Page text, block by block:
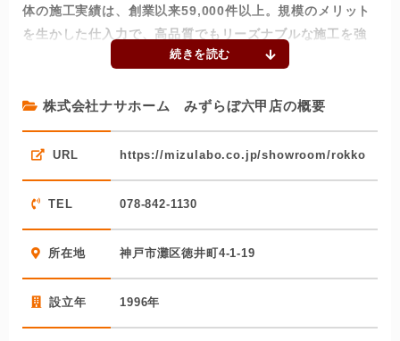
体の施工実績は、創業以来59,000件以上。規模のメリット
を生かした仕入力で、高品質でもリーズナブルな施工を強
「ホームプロ」での口コミも5点満点中4.5点（2018年12月
のホームプロでの施工実績が1000件を超えている点。施工
数が多くても評価点が下がらないのは、同社の施工品質が
安定しているからこそ、といえます。
水まわりに特化しているみずらぼには、水まわり工事の専
てもらえる体制が整っています。水まわり設備の全メーカ
株式会社ナサホーム みずらぼ六甲店の概要
URL https://mizulabo.co.jp/showroom/rokko
TEL 078-842-1130
所在地 神戸市灘区徳井町4-1-19
設立年 1996年